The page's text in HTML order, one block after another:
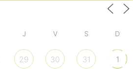
J V S D
29 30 31 1